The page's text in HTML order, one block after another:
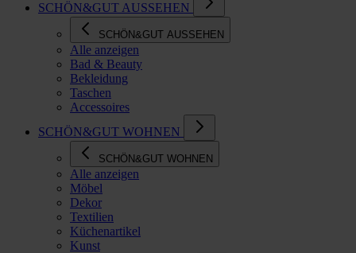
SCHÖN&GUT AUSSEHEN
SCHÖN&GUT AUSSEHEN
Alle anzeigen
Bad & Beauty
Bekleidung
Taschen
Accessoires
SCHÖN&GUT WOHNEN
SCHÖN&GUT WOHNEN
Alle anzeigen
Möbel
Dekor
Textilien
Küchenartikel
Kunst